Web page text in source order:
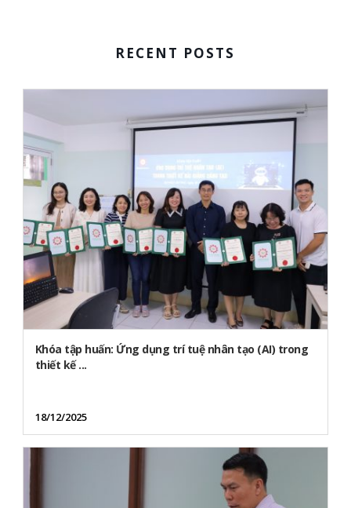
RECENT POSTS
Khóa tập huấn: Ứng dụng trí tuệ nhân tạo (AI) trong
thiết kế ...
18/12/2025